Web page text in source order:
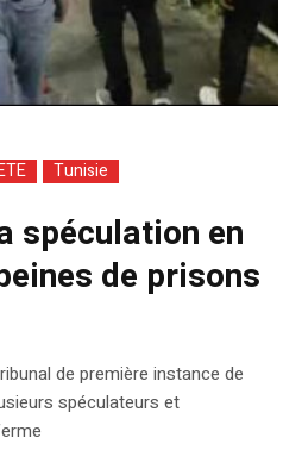
Tunisie
spéculation en
de prisons
de première instance de
spéculateurs et